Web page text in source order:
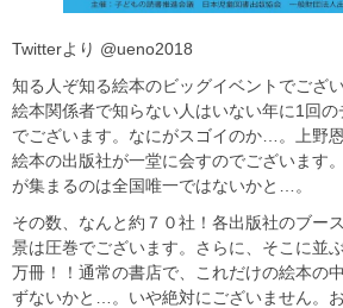
Twitterより @ueno2018
知る人ぞ知る絵本のビッグイベントでござ
絵本関係者で知らない人はいない年に1回
でございます。なにがスゴイのか…。上野
絵本の出版社が一堂に会すのでございます
が集まるのは全国唯一ではないかと…。
その数、なんと約７０社！各出版社のブー
景は圧巻でございます。さらに、そこに並
万冊！！通常の書店で、これだけの絵本の
ずないかと…。いや絶対にございません。